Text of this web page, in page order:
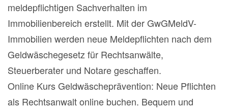
meldepflichtigen Sachverhalten im
Immobilienbereich erstellt. Mit der GwGMeldV-
Immobilien werden neue Meldepflichten nach dem
Geldwäschegesetz für Rechtsanwälte,
Steuerberater und Notare geschaffen.
Online Kurs Geldwäscheprävention: Neue Pflichten
als Rechtsanwalt online buchen. Bequem und